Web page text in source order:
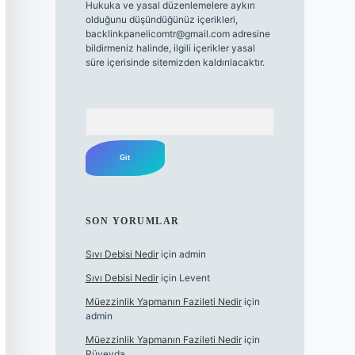
Hukuka ve yasal düzenlemelere aykırı
olduğunu düşündüğünüz içerikleri,
backlinkpanelicomtr@gmail.comadresine
bildirmeniz halinde, ilgili içerikler yasal
süre içerisinde sitemizden kaldırılacaktır.
SON YORUMLAR
Sıvı Debisi Nediriçin admin
Sıvı Debisi Nediriçin Levent
Müezzinlik Yapmanın Fazileti Nediriçin
admin
Müezzinlik Yapmanın Fazileti Nediriçin